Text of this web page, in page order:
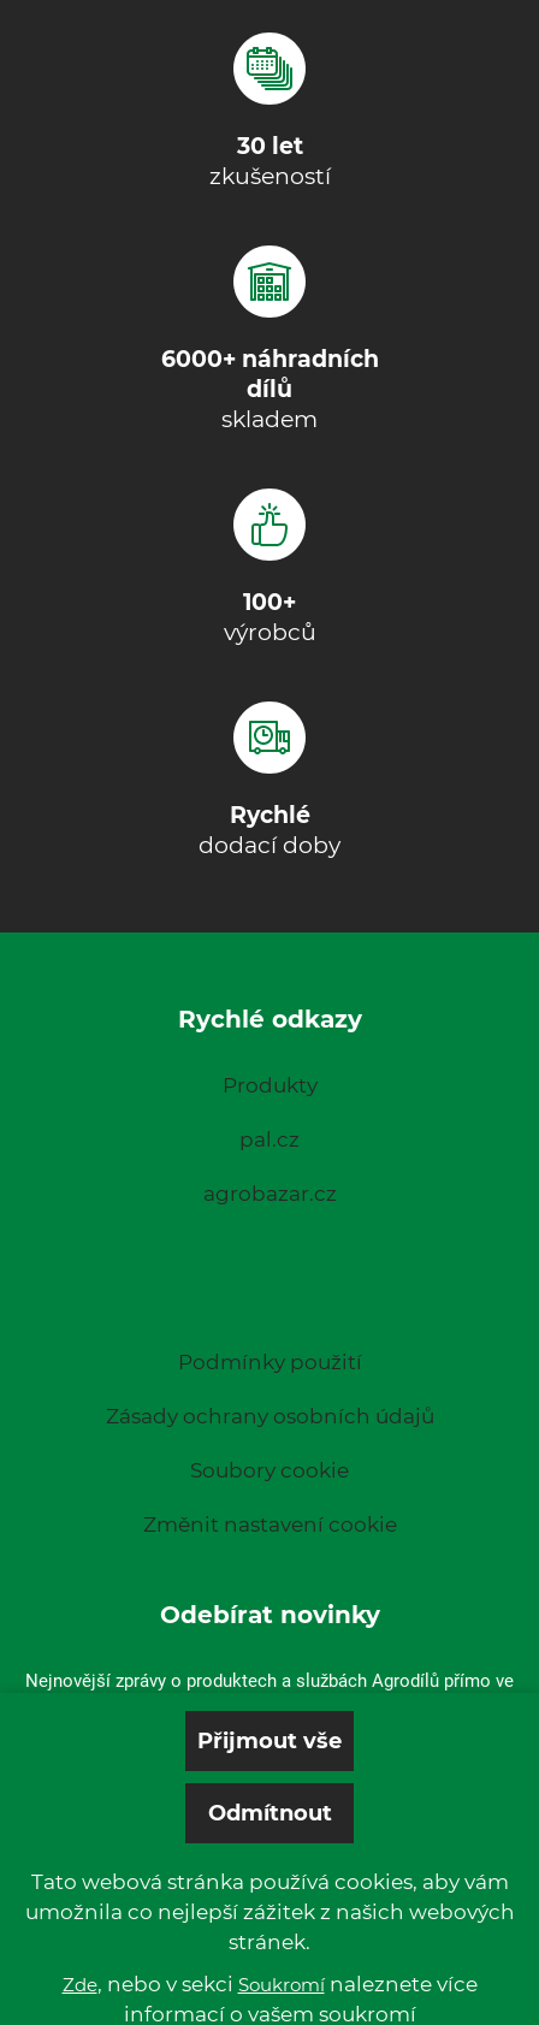
30 let
zkušeností
6000+ náhradních
dílů
skladem
100+
výrobců
Rychlé
dodací doby
Rychlé odkazy
Produkty
pal.cz
agrobazar.cz
Podmínky použití
Zásady ochrany osobních údajů
Soubory cookie
Změnit nastavení cookie
Odebírat novinky
Nejnovější zprávy o produktech a službách Agrodílů přímo ve
vaší doručené poště.
© 2019 P & L, spol. s r. o. | All rights reserved.
Powered byKentico
Tato webová stránka používá cookies, aby vám
umožnila co nejlepší zážitek z našich webových
stránek.
Zde, nebo v sekci Soukromínaleznete více
informací o vašem soukromí